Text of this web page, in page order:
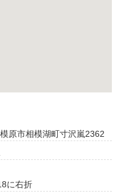
原市相模湖町寸沢嵐2362
に右折